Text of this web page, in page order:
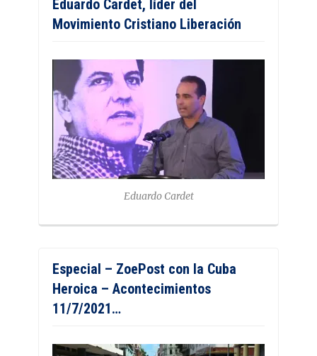
Eduardo Cardet, líder del
Movimiento Cristiano Liberación
Eduardo Cardet
Especial – ZoePost con la Cuba
Heroica – Acontecimientos
11/7/2021…